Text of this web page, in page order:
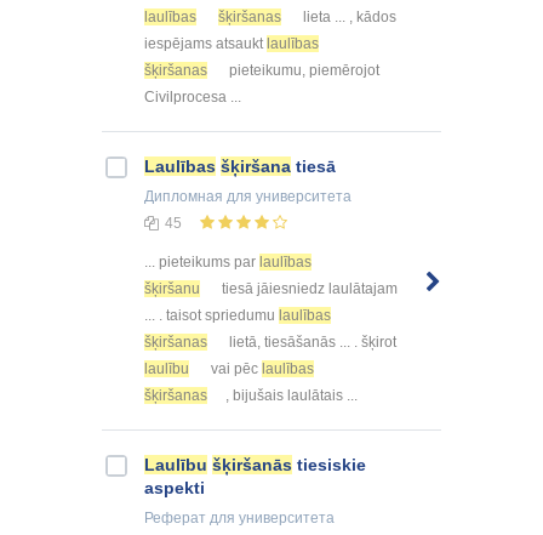
laulības
šķiršanas
lieta ... , kādos
iespējams atsaukt laulības
šķiršanas
pieteikumu, piemērojot
Civilprocesa ...
Laulības šķiršana tiesā
Дипломная для университета
45
... pieteikums par laulības
šķiršanu
tiesā jāiesniedz laulātajam
... . taisot spriedumu laulības
šķiršanas
lietā, tiesāšanās ... . šķirot
laulību
vai pēc laulības
šķiršanas
, bijušais laulātais ...
Laulību šķiršanās tiesiskie
aspekti
Реферат для университета